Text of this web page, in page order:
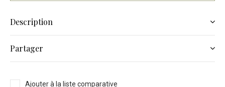
Description
Partager
Ajouter à la liste comparative